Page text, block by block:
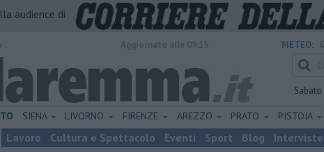
audience di
METEO:
Sabato
SIENA LIVORNO FIRENZE AREZZO PRATO PISTOIA
Lavoro Cultura e Spettacolo Eventi Sport Blog Interviste